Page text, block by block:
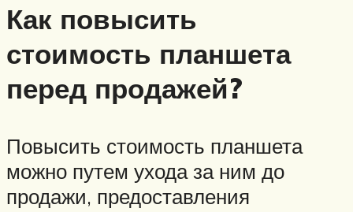
Как повысить
стоимость планшета
перед продажей?
Повысить стоимость планшета
можно путем ухода за ним до
продажи, предоставления